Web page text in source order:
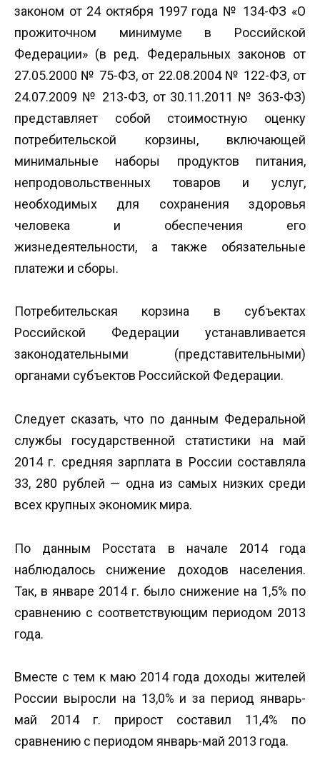
законом от 24 октября 1997 года № 134-ФЗ «О
прожиточном минимуме в Российской
Федерации» (в ред. Федеральных законов от
27.05.2000 № 75-ФЗ, от 22.08.2004 № 122-ФЗ, от
24.07.2009 № 213-ФЗ, от 30.11.2011 № 363-ФЗ)
представляет собой стоимостную оценку
потребительской корзины, включающей
минимальные наборы продуктов питания,
непродовольственных товаров и услуг,
необходимых для сохранения здоровья
человека и обеспечения его
жизнедеятельности, а также обязательные
платежи и сборы.
Потребительская корзина в субъектах
Российской Федерации устанавливается
законодательными (представительными)
органами субъектов Российской Федерации.
Следует сказать, что по данным Федеральной
службы государственной статистики на май
2014 г. средняя зарплата в России составляла
33, 280 рублей — одна из самых низких среди
всех крупных экономик мира.
По данным Росстата в начале 2014 года
наблюдалось снижение доходов населения.
Так, в январе 2014 г. было снижение на 1,5% по
сравнению с соответствующим периодом 2013
года.
Вместе с тем к маю 2014 года доходы жителей
России выросли на 13,0% и за период январь-
май 2014 г. прирост составил 11,4% по
сравнению с периодом январь-май 2013 года.